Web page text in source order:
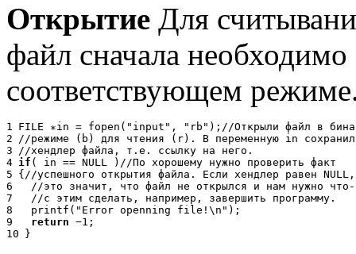
Открытие Для
файл сначала необходимо
соответствующем
1 FILE ∗in = fopen("input", "rb"); //Открыли файл в бина
2
//режиме ( b ) для чтения ( r). В переменную in сохранил
3
//хендлер файла , т . е . ссылку на него .
4 if ( in == NULL ) //По хорошему нужно проверить факт
5 { //успешного открытия файла . Если хендлер равен NULL ,
6
//это значит , что файл не открылся и нам нужно что -
7
//с этим сделать , например , завершить программу.
8
printf("Error openning file!\n");
9
return −1;
10
}